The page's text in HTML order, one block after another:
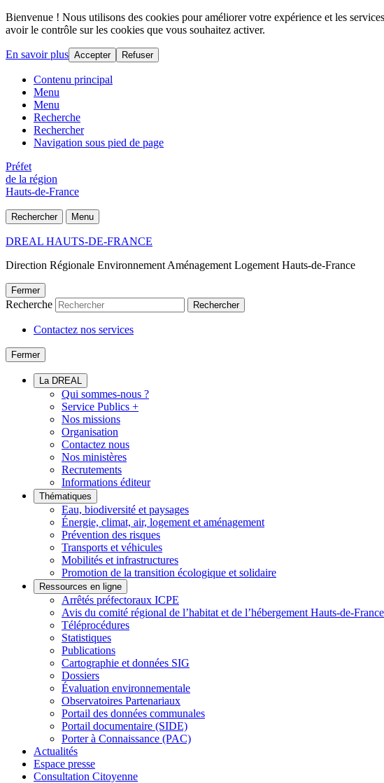
Bienvenue ! Nous utilisons des cookies pour améliorer votre expérience et les
avoir le contrôle sur les cookies que vous souhaitez activer.
En savoir plus Accepter Refuser
Contenu principal
Menu
Menu
Recherche
Rechercher
Navigation sous pied de page
Préfet
de la région
Hauts-de-France
Rechercher Menu
DREAL HAUTS-DE-FRANCE
Direction Régionale Environnement Aménagement Logement Hauts-de-France
Fermer
Recherche Rechercher
Contactez nos services
Fermer
La DREAL
Qui sommes-nous ?
Service Publics +
Nos missions
Organisation
Contactez nous
Nos ministères
Recrutements
Informations éditeur
Thématiques
Eau, biodiversité et paysages
Énergie, climat, air, logement et aménagement
Prévention des risques
Transports et véhicules
Mobilités et infrastructures
Promotion de la transition écologique et solidaire
Ressources en ligne
Arrêtés préfectoraux ICPE
Avis du comité régional de l’habitat et de l’hébergement Hauts-de-
Téléprocédures
Statistiques
Publications
Cartographie et données SIG
Dossiers
Évaluation environnementale
Observatoires Partenariaux
Portail des données communales
Portail documentaire (SIDE)
Porter à Connaissance (PAC)
Actualités
Espace presse
Consultation Citoyenne